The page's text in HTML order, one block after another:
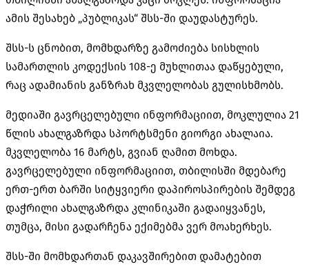
ამის შესახებ „პუბლიკას“ შსს-ში დაუდასტურეს.
შსს-ს ცნობით, მომხდარზე გამოძიება სისხლის
სამართლის კოდექსის 108-ე მუხლითაა დაწყებული,
რაც ადამიანის განზრახ მკვლელობას გულისხმობს.
მედიაში გავრცელებული ინფორმაციით, მოკლულია 21
წლის ახალგაზრდა სპორტსმენი გიორგი ახალაია.
მკვლელობა 16 მარტს, გვიან ღამით მოხდა.
გავრცელებული ინფორმაციით, თბილისში მდებარე
ერთ-ერთ ბარში სიტყვიერი დაპიროსპირების შემდეგ
დაჭრილი ახალგაზრდა კლინიკაში გადაიყვანეს,
თუმცა, მისი გადარჩენა ექიმებმა ვერ მოახერხეს.
შსს-ში მომხდართან დაკავშირებით დამატებით